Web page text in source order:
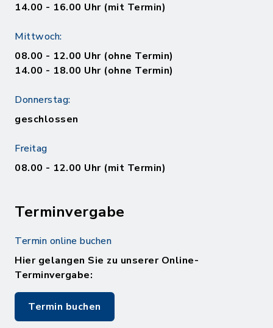
14.00 - 16.00 Uhr (mit Termin)
Mittwoch:
08.00 - 12.00 Uhr (ohne Termin)
14.00 - 18.00 Uhr (ohne Termin)
Donnerstag:
geschlossen
Freitag
08.00 - 12.00 Uhr (mit Termin)
Terminvergabe
Termin online buchen
Hier gelangen Sie zu unserer Online-
Terminvergabe:
Termin buchen